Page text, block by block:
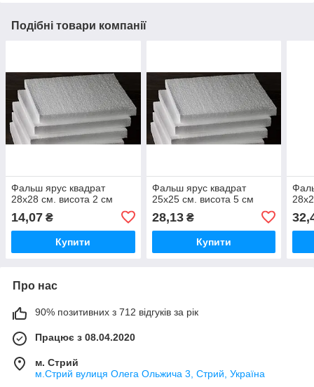
Подібні товари компанії
Фальш ярус квадрат
28х28 см. висота 2 см
14,07 ₴
Купити
Фальш ярус квадрат
25х25 см. висота 5 см
28,13₴
Купити
Про нас
90% позитивних з 712 відгуків за рік
Працює з 08.04.2020
м. Стрий
м.Стрий вулиця Олега Ольжича 3, Стрий, Україна